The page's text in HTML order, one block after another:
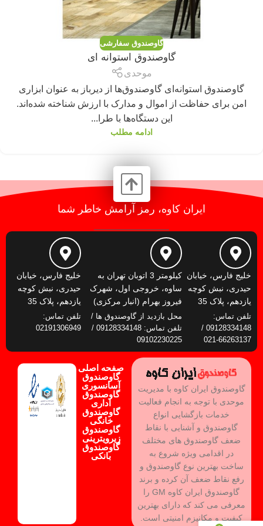
گاوصندوق سفارشی
گاوصندوق استوانه ای
موحدی
گاوصندوق استوانه‌ای گاوصندوق‌ها از دیرباز به عنوان ابزاری
امن برای حفاظت از اموال و مدارک با ارزش شناخته شده‌اند.
این دستگاه‌ها با طرا...
ادامه مطلب
ایران کاوه، رمز آرامش خاطر شما
خلیج فارس، خیابان
حیدری، نبش کوچه
یازدهم، پلاک 35
تلفن تماس:
09128334148 /
66263137-021
کیلومتر 3 اتوبان تهران به
ساوه، خروجی اول، شهرک
فیروز بهرام (انبار مرکزی)
محل بازدید از گاوصندوق ها /
تلفن تماس: 09128334148 /
09102230225
خلیج فارس، خیابان
حیدری، نبش کوچه
یازدهم، پلاک 35
تلفن تماس:
02191306949
گاوصندوق ایران کاوه با مدیریت
موحدی با توجه به انجام فعالیت
خدمات بازگشایی انواع
گاوصندوق و آشنایی با نقاط
ضعف گاوصندوق های مختلف
در اقدامی ویژه شروع به
ساخت بهترین نوع گاوصندوق و
رفع نقاط ضعف آن کرده و برند
گاوصندوق ایران کاوه GM را
معرفی می کند که دارای بهترین
کیفیت و مکانیزم امنیتی است.
صفحه اصلی
گاوصندوق
آسانسوری
گاوصندوق
اداری
گاوصندوق
خانگی
گاوصندوق
زیرویترینی
گاوصندوق
بانکی